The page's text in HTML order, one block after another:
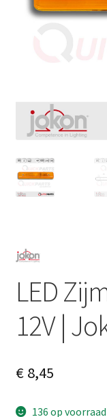
LED
12V |
€8,45
136 op